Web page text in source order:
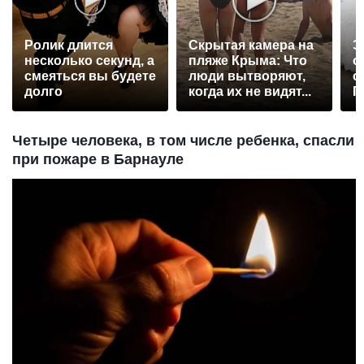
Ролик длится
несколько секунд, а
смеяться вы будете
долго
Скрытая камера на
пляже Крыма: Что
люди вытворяют,
когда их не видят...
Четыре человека, в том числе ребенка, спасли
при пожаре в Барнауле